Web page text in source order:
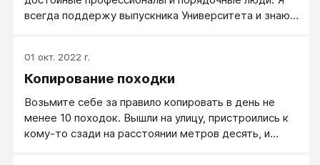
всегда поддержу выпускника Университета и знаю,
пробиться - трудно, но мы можем быть командой. Я
готов своими наработками поддерживать своих
поддерживать меня. Один в поле не воин, но зачем
быть одному? Что один не сделает, сделаем
вместе!
01 окт. 2022 г.
Копирование походки
Возьмите себе за правило копировать в день не
менее 10 походок. Вышли на улицу, пристроились к
кому-то сзади на расстоянии метров десять, и